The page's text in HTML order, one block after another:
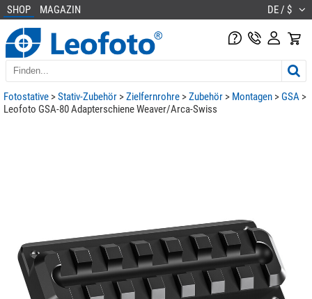
SHOP MAGAZIN DE / $
Fotostative >Stativ-Zubehör >Zielfernrohre >Zubehör > Montagen >GSA >
Leofoto GSA-80 Adapterschiene Weaver/Arca-Swiss